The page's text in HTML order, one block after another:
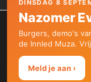
We gebruiken
bieden.
Je kunt meer
of deze uitschakelen
DINSDAG 8
Nazomer
Burgers, demo's
de Innled Muza.
Meld je aan ›